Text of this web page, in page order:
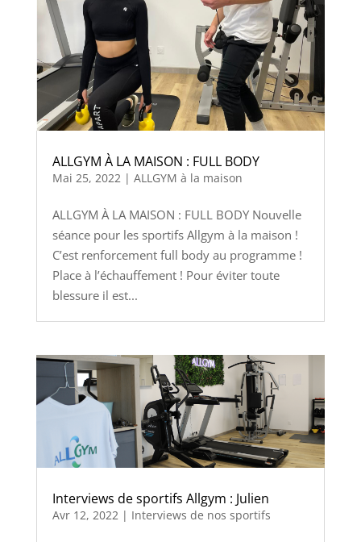
ALLGYM À LA MAISON : FULL BODY
Mai 25, 2022 | ALLGYM à la maison
ALLGYM À LA MAISON : FULL BODY Nouvelle
séance pour les sportifs Allgym à la maison !
C’est renforcement full body au programme !
Place à l’échauffement ! Pour éviter toute
blessure il est...
Interviews de sportifs Allgym : Julien
Avr 12, 2022| Interviews de nos sportifs